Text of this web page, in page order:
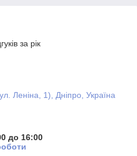
за рік
Леніна, 1), Дніпро, Україна
до 16:00